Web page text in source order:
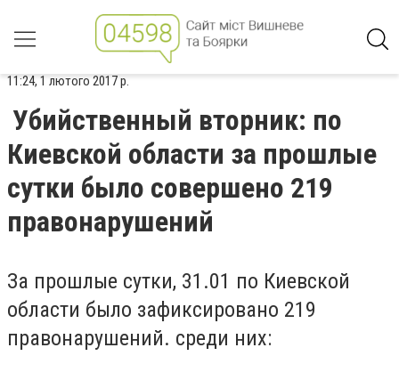
11:24, 1 лютого 2017 р.
Убийственный вторник: по
Киевской области за прошлые
сутки было совершено 219
правонарушений
За прошлые сутки, 31.01 по Киевской
области было зафиксировано 219
правонарушений. среди них: